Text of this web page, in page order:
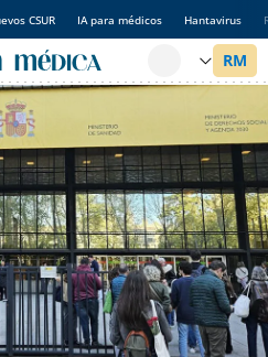
CSUR IA para médicos Hantavirus